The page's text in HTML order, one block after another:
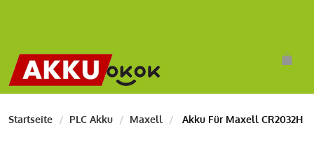
Startseite PLC Akku Maxell Akku Für Maxell CR2032H